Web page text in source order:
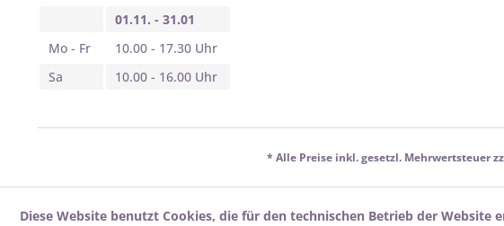
01.11. - 31.01
Mo - Fr
10.00 - 17.30 Uhr
Sa
10.00 - 16.00 Uhr
* Alle Preise inkl. gesetzl. Mehrwertsteuer
Diese Website benutzt Cookies, die für den technischen Betrieb der